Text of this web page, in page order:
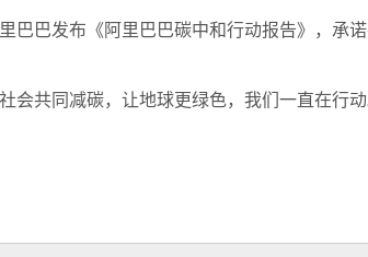
巴巴发布《阿里巴巴碳中和行动报告》，承
会共同减碳，让地球更绿色，我们一直在行动